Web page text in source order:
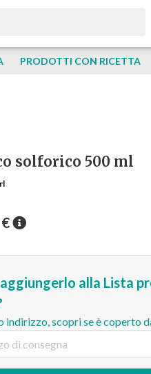
PRODOTTI CON RICETTA
solforico 500 ml
€
alla Lista
indirizzo, scopri se è coperto